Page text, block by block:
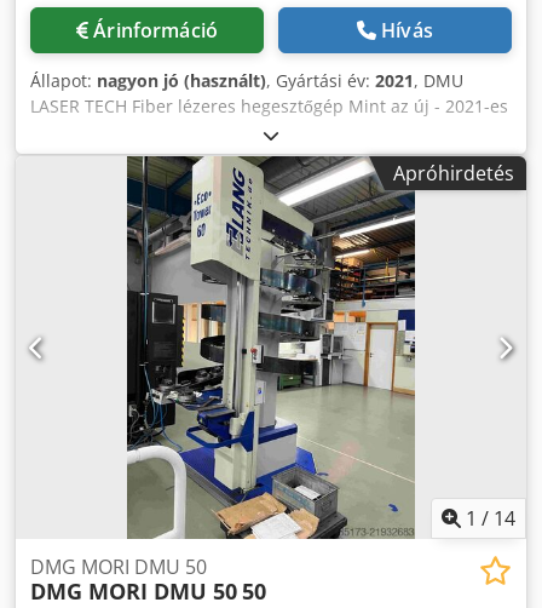
teljesítménye kW: 34 / 28 Orsó forgatónyomaték Nm: 110
Szerszámrendszer: Szerszám befogás: HSK-A63
Szerszámok száma tárban: 120 Max. szerszámátmérő mm:
80 Max. szerszámhossz mm: 550 Max. szerszámsúly kg: 12
Span-Span idő mp: 2,9 Felszereltség: Elektronikus
kézikerék Forgácsszállító Forgó üvegek Mosópisztoly Jelző
lámpa Szerszámtörés-szonda 3D quickSET Munkatér
világítás CE-megfelelőség Légfúvásos hűtés az orsón
keresztül, M-funkcióval vezérelhető MPC – gépvédelmi
vezérlés Papírszalag szűrő Heidenhain TS640 infravörös
tapintó Blum lézeres szerszámmérés Taper clean kefe
Blum lézer NT Hybrid Kör alakú raklaptároló (RPS 5)
Heidenhain TS 640 mérőtapintó Gyártási csomag Belső
hűtés 40 BAR Hűtés: Hűtőfolyadék-ellátás orsón keresztül
bar: 40 BAR Tartálykapacitás liter: 980 Dedpfx
Aowhdhzjdgjkr Magasnyomású hűtés bar: 40 BAR Gép
üzemidő: Bekapcsolt órák: 95.210 Összes teljesítményigény
kVA: 68 Működési idő: 44.971 Alapgép: Méretek/Súly: Hossz
mm: 5.866 Szélesség mm: 4.196 Magasság mm: 2.547 Súly
Árinformáció Hívás
Állapot: nagyon jó (használt), Gyártási év: 2021, DMU
LASER TECH Fiber lézeres hegesztőgép Mint az új - 2021-es
év. 1 Kw MT 1000P Komplett kábellel és zseblámpával.
Dkjdev Amxmjpfx Adgjr
Apróhirdetés
1 / 14
DMG MORI DMU 50
DMG MORI DMU 5050